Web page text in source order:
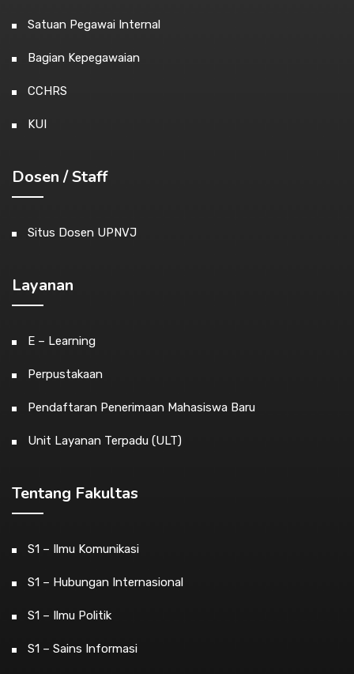
Satuan Pegawai Internal
Bagian Kepegawaian
CCHRS
KUI
Dosen / Staff
Situs Dosen UPNVJ
Layanan
E – Learning
Perpustakaan
Pendaftaran Penerimaan Mahasiswa Baru
Unit Layanan Terpadu (ULT)
Tentang Fakultas
S1 – Ilmu Komunikasi
S1 – Hubungan Internasional
S1 – Ilmu Politik
S1 – Sains Informasi